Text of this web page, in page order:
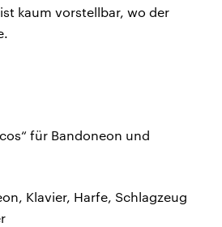
kaum vorstellbar, wo der
für Bandoneon und
Klavier, Harfe, Schlagzeug